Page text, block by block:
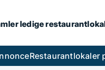
ledige
Restaurantlokaler